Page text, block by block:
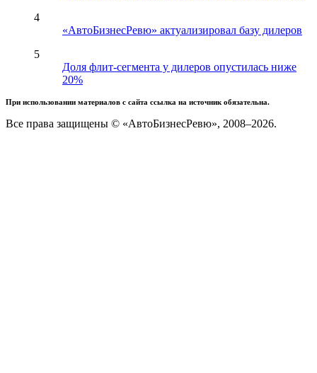
4
«АвтоБизнесРевю» актуализировал базу дилеров
5
Доля флит-сегмента у дилеров опустилась ниже
20%
При использовании материалов с сайта ссылка на источник обязательна.
Все права защищены © «АвтоБизнесРевю», 2008–2026.